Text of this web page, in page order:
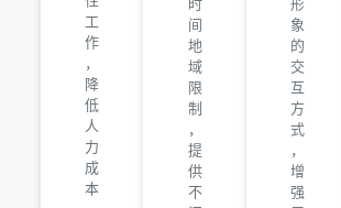
工
作
，
降
低
人
力
成
本
间
地
域
限
制
，
提
供
不
象
的
交
互
方
式
，
增
强